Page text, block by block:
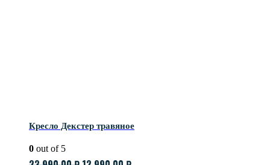
Кресло Декстер травяное
0 out of 5